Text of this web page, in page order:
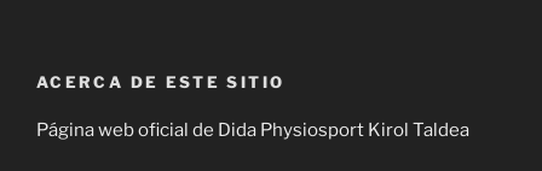
ACERCA DE ESTE SITIO
Página web oficial de Dida Physiosport Kirol Taldea